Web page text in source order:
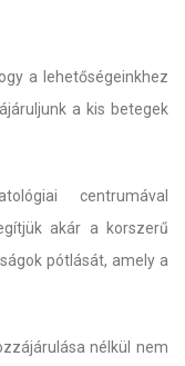
a lehetőségeinkhez
a kis betegek
centrumával
akár a korszerű
pótlását, amely a
nélkül nem